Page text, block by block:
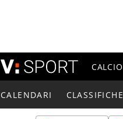
CALCIO
CALENDARI CLASSIFICHE